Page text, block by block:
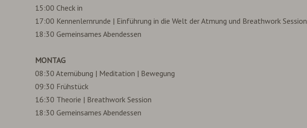
15:00 Check in
17:00 Kennenlernrunde | Einführung in die Welt der Atmung und Breathwork Session
18:30 Gemeinsames Abendessen
MONTAG
08:30 Atemübung | Meditation | Bewegung
09:30 Frühstück
16:30 Theorie | Breathwork Session
18:30 Gemeinsames Abendessen